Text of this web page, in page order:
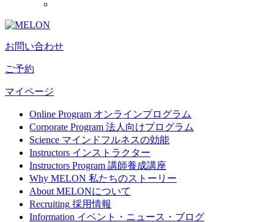
お問い合わせ
ご予約
マイページ
Online Program オンラインプログラム
Corporate Program 法人向けプログラム
Science マインドフルネスの効能
Instructors インストラクター
Instructors Program 講師養成講座
Why MELON 私たちのストーリー
About MELONについて
Recruiting 採用情報
Information イベント・ニュース・ブログ